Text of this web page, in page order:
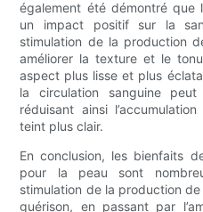
également été démontré que
un impact positif sur la
stimulation de la production
améliorer la texture et le
aspect plus lisse et plus
la circulation sanguine
réduisant ainsi
teint plus clair.
En conclusion, les bienfaits
pour la peau sont
stimulation de la production
guérison, en passant par